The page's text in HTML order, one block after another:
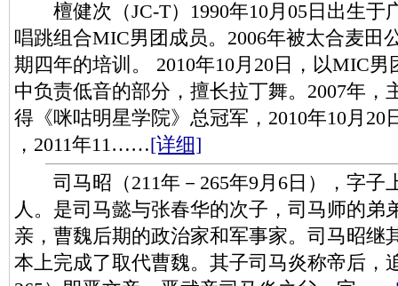
檀健次（JC-T）1990年10月05日出生于
唱跳组合MIC男团成员。2006年被太合麦田
期四年的培训。 2010年10月20日，以MIC
中负责低音的部分，擅长拉丁舞。2007年，
得《咪咕明星学院》总冠军，2010年10月20
，2011年11……[详细]
司马昭（211年－265年9月6日），字子
人。是司马懿与张春华的次子，司马师的弟
亲，曹魏后期的政治家和军事家。司马昭继
本上完成了取代曹魏。其子司马炎称帝后，